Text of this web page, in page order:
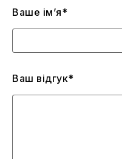
Ваше ім’я*
Ваш відгук*